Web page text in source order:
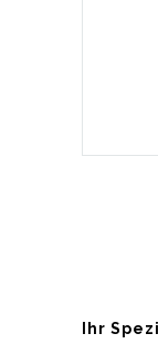
Ihr